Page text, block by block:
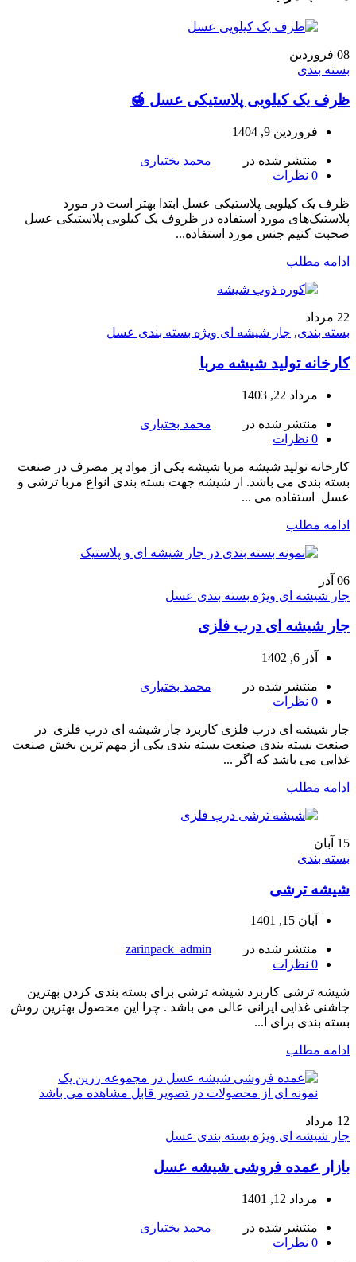
08 فروردین
بسته بندی
ظرف یک کیلویی پلاستیکی عسل 🍯
فروردین 9, 1404
منتشر شده در
محمد بختیاری
0 نظرات
ظرف یک کیلویی پلاستیکی عسل ابتدا بهتر است در مورد
پلاستیک‌های مورد استفاده در ظروف یک کیلویی پلاستیکی عسل
صحبت کنیم جنس مورد استفاده...
ادامه مطلب
22 مرداد
بسته بندی, جار شیشه ای ویژه بسته بندی عسل
کارخانه تولید شیشه مربا
مرداد 22, 1403
منتشر شده در
محمد بختیاری
0 نظرات
کارخانه تولید شیشه مربا شیشه یکی از مواد پر مصرف در صنعت
بسته بندی می باشد. از شیشه جهت بسته بندی انواع مربا ترشی و
عسل استفاده می ...
ادامه مطلب
06 آذر
جار شیشه ای ویژه بسته بندی عسل
جار شیشه ای درب فلزی
آذر 6, 1402
منتشر شده در
محمد بختیاری
0 نظرات
جار شیشه ای درب فلزی کاربرد جار شیشه ای درب فلزی در
صنعت بسته بندی صنعت بسته بندی یکی از مهم ترین بخش صنعت
غذایی می باشد که اگر ...
ادامه مطلب
15 آبان
بسته بندی
شیشه ترشی
آبان 15, 1401
منتشر شده در
zarinpack_admin
0 نظرات
شیشه ترشی کاربرد شیشه ترشی برای بسته بندی کردن بهترین
جاشنی غذایی ایرانی عالی می باشد . چرا این محصول بهترین روش
بسته بندی برای ا...
ادامه مطلب
12 مرداد
جار شیشه ای ویژه بسته بندی عسل
بازار عمده فروشی شیشه عسل
مرداد 12, 1401
منتشر شده در
محمد بختیاری
0 نظرات